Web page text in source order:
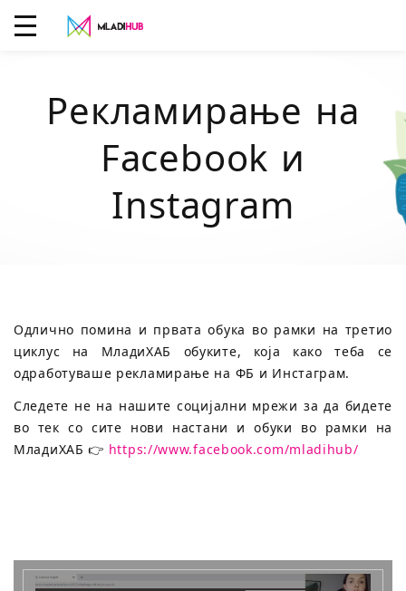
Рекламирање на
Facebook и
Instagram
Одлично помина и првата обука во рамки на третио
циклус на МладиХАБ обуките, која како теба се
одработуваше рекламирање на ФБ и Инстаграм.
Следете не на нашите социјални мрежи за да бидете
во тек со сите нови настани и обуки во рамки на
МладиХАБ 👉 https://www.facebook.com/mladihub/